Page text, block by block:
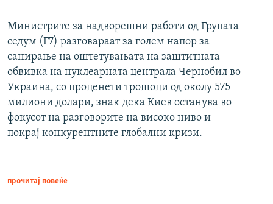
Министрите за надворешни работи од Групата
седум (Г7) разговараат за голем напор за
санирање на оштетувањата на заштитната
обвивка на нуклеарната централа Чернобил во
Украина, со проценети трошоци од околу 575
милиони долари, знак дека Киев останува во
фокусот на разговорите на високо ниво и
покрај конкурентните глобални кризи.
прочитај повеќе